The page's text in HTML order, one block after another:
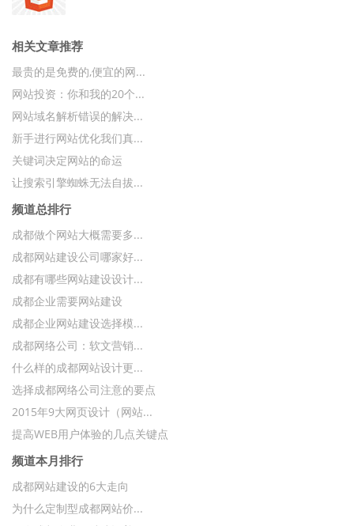
相关文章推荐
最贵的是免费的,便宜的网...
网站投资：你和我的20个...
网站域名解析错误的解决...
新手进行网站优化我们真...
关键词决定网站的命运
让搜索引擎蜘蛛无法自拔...
频道总排行
成都做个网站大概需要多...
成都网站建设公司哪家好...
成都有哪些网站建设设计...
成都企业需要网站建设
成都企业网站建设选择模...
成都网络公司：软文营销...
什么样的成都网站设计更...
选择成都网络公司注意的要点
2015年9大网页设计（网站...
提高WEB用户体验的几点关键点
频道本月排行
成都网站建设的6大走向
为什么定制型成都网站价...